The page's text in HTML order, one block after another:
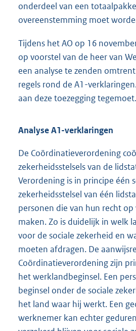
onderdeel van een
overeenstemming moet
Tijdens het AO op 16
op voorstel van de heer van
een analyse te zenden
regels rond de A1-
aan deze toezegging tegemoet.
Analyse A1-verklaringen
De Coördinatieverordening
zekerheidsstelsels van de
Verordening is in principe één
zekerheidsstelsel van één
personen die van hun recht
maken. Zo is duidelijk in welk
voor de sociale zekerheid en
moeten afdragen. De
Coördinatieverordening zijn
het werklandbeginsel. Een
beginsel onder de sociale
het land waar hij werkt. Een
werknemer kan echter